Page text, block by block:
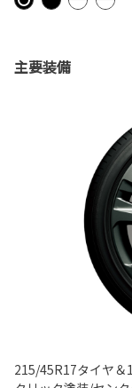
主要装備
215/45R17タイヤ